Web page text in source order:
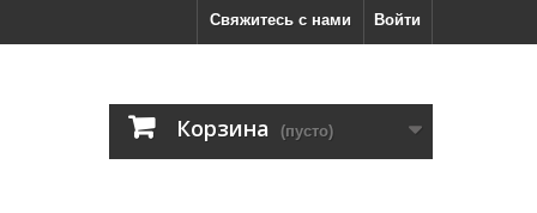
Войти
Свяжитесь с нами
Корзина (пусто)